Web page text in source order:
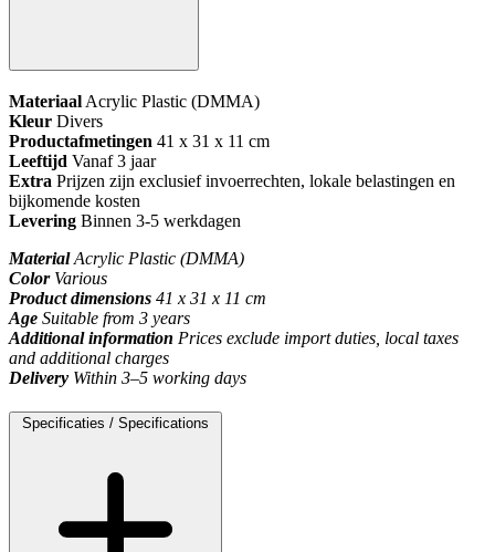
Materiaal Acrylic Plastic (DMMA)
Kleur Divers
Productafmetingen 41 x 31 x 11 cm
Leeftijd Vanaf 3 jaar
Extra Prijzen zijn exclusief invoerrechten, lokale belastingen en
bijkomende kosten
Levering Binnen 3-5 werkdagen
MaterialAcrylic Plastic (DMMA)
ColorVarious
Product dimensions 41 x 31 x 11 cm
Age Suitable from 3 years
Additional information Prices exclude import duties, local taxes
and additional charges
Delivery Within 3–5 working days
Specificaties / Specifications